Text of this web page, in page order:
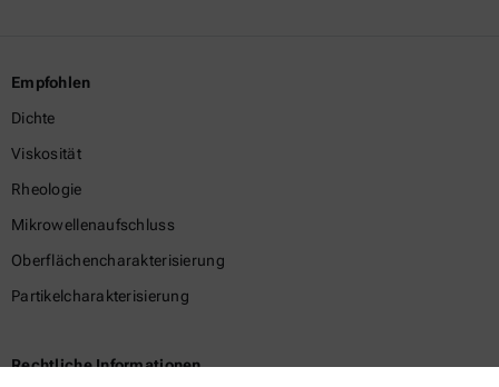
Empfohlen
Dichte
Viskosität
Rheologie
Mikrowellenaufschluss
Oberflächencharakterisierung
Partikelcharakterisierung
Rechtliche Informationen